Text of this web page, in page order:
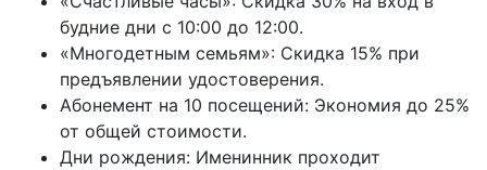
будние дни с 10:00 до 12:00.
«Многодетным семьям»: Скидка 15% при
предъявлении удостоверения.
Абонемент на 10 посещений: Экономия до 25%
от общей стоимости.
Дни рождения: Именинник проходит